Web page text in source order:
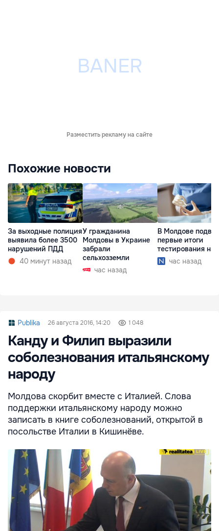
Разместить рекламу на сайте
Похожие новости
За выходные полиция
выявила более 3500
нарушений ПДД
40 минут назад
У гражданина
Молдовы в Украине
забрали
сельхозземли
час назад
В Молдове
первые итоги
тестирования на
час назад
Publika 26 августа 2016, 14:20 1 048
Канду и Филип выразили
соболезнования итальянскому
народу
Молдова скорбит вместе с Италией. Слова
поддержки итальянскому народу можно
записать в книге соболезнований, открытой в
посольстве Италии в Кишинёве.